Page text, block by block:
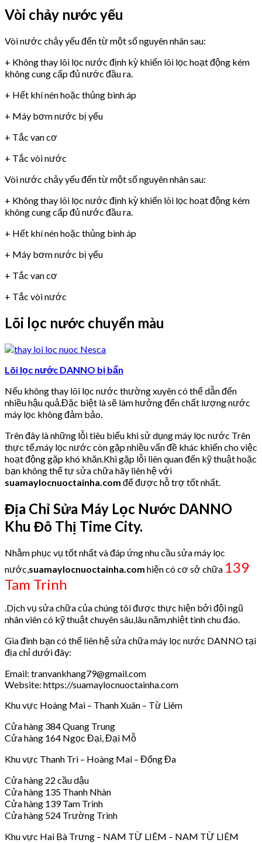
Vòi chảy nước yếu
Vòi nước chảy yếu đến từ một số nguyên nhân sau:
+ Không thay lõi lọc nước định kỳ khiến lõi lọc hoạt động kém
không cung cấp đủ nước đầu ra.
+ Hết khí nén hoặc thủng bình áp
+ Máy bơm nước bị yếu
+ Tắc van cơ
+ Tắc vòi nước
Vòi nước chảy yếu đến từ một số nguyên nhân sau:
+ Không thay lõi lọc nước định kỳ khiến lõi lọc hoạt động kém
không cung cấp đủ nước đầu ra.
+ Hết khí nén hoặc thủng bình áp
+ Máy bơm nước bị yếu
+ Tắc van cơ
+ Tắc vòi nước
Lõi lọc nước chuyển màu
Lõi lọc nước DANNO bị bẩn
Nếu không thay lõi lọc nước thường xuyên có thể dẫn đến
nhiều hậu quả.Đặc biệt là sẽ làm hưởng đến chất lượng nước
máy lọc không đảm bảo.
Trên đây là những lỗi tiêu biểu khi sử dụng máy lọc nước Trên
thực tế,máy lọc nước còn gặp nhiều vấn đề khác khiến cho việc
hoạt động gặp khó khăn.Khi gặp lỗi liên quan đến kỹ thuật hoặc
bạn không thể tự sửa chữa hãy liên hệ với
suamaylocnuoctainha.com để được hỗ trợ tốt nhất.
Địa Chỉ Sửa Máy Lọc Nước DANNO
Khu Đô Thị Time City.
Nhằm phục vụ tốt nhất và đáp ứng nhu cầu sửa máy lọc
nước, suamaylocnuoctainha.com hiện có cơ sở chữa 139
Tam Trinh
Dịch vụ sửa chữa của chúng tôi được thực hiện bởi đội ngũ
nhân viên có kỹ thuật chuyên sâu,lâu năm,nhiệt tình chu đáo.
Gia đình bạn có thể liên hệ sửa chữa máy lọc nước DANNO tại
địa chỉ dưới đây:
Email: tranvankhang79@gmail.com
Website: https://suamaylocnuoctainha.com
Khu vực Hoàng Mai – Thanh Xuân – Từ Liêm
Cửa hàng 384 Quang Trung
Cửa hàng 164 Ngọc Đại, Đại Mỗ
Khu vực Thanh Trì – Hoàng Mai – Đống Đa
Cửa hàng 22 cầu dậu
Cửa hàng 135 Thanh Nhàn
Cửa hàng 139 Tam Trinh
Cửa hàng 524 Trường Trinh
Khu vực Hai Bà Trưng – NAM TỪ LIÊM – NAM TỪ LIÊM